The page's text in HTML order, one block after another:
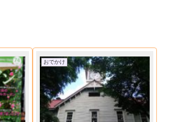
おでかけ